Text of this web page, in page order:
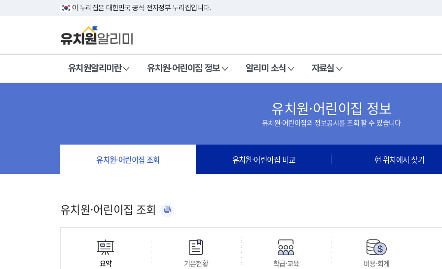
이 누리집은 대한민국 공식 전자정부 누리집입니다.
유치원알리미란 유치원·어린이집 정보 알리미 소식 자료실
유치원·어린이집 정보
유치원·어린이집의 정보공시를 조회 할 수 있습니다
유치원·어린이집 조회 유치원·어린이집 비교 현 위치에서 찾기
유치원·어린이집 조회
요약 기본현황 학급·교육 비용·회계